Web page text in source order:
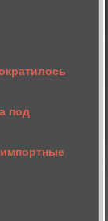
под